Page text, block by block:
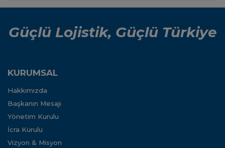
Güçlü Lojistik, Güçlü Türkiye
KURUMSAL
Hakkımızda
Başkanın Mesajı
Yönetim Kurulu
İcra Kurulu
Vizyon & Misyon